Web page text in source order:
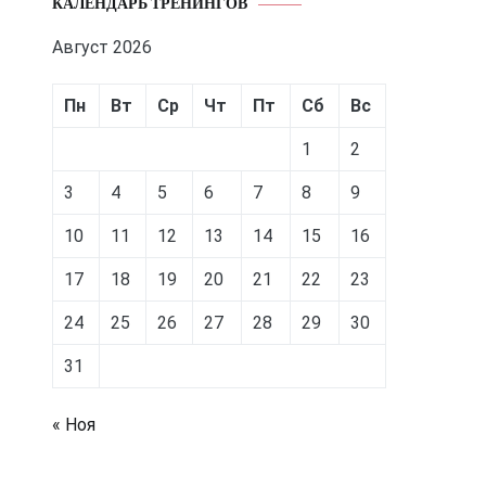
Август 2026
Пн Вт Ср Чт Пт Сб Вс
1 2
3 4 5 6 7 8 9
10 11 12 13 14 15 16
17 18 19 20 21 22 23
24 25 26 27 28 29 30
31
« Ноя